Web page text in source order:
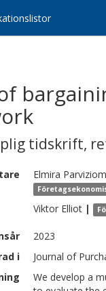
tidskrift,
Elmira
Viktor Elliot |
2023
i
Journal of
We develop a